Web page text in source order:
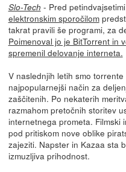
Slo-Tech - Pred
elektronskim sporočilom
takrat pravili še programi, za
Poimenoval jo je BitTorrent in
spremenil delovanje interneta.
V naslednjih letih smo
najpopularnejši način za
zaščitenih. Po nekaterih
razmahom pretočnih storitev
internetnega prometa. Filmski
pod pritiskom nove oblike
zajeziti. Napster in Kazaa sta
izmuzljiva prihodnost.